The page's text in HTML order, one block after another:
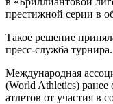
престижной серии в
Такое решение
пресс-служба турнира.
Международная
(World Athletics) ранее
атлетов от участия в